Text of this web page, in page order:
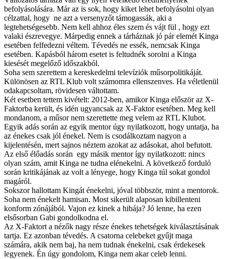
befolyásolására. Már az is sok, hogy kiket lehet befolyásolni olyan
célzattal, hogy ne azt a versenyzőt támogassák, aki a
legtehetségesebb. Nem kell ahhoz éles szem és vájt fül , hogy ezt
valaki észrevegye. Márpedig ennek a tárháznak jó pár elemét Kinga
esetében felfedezni véltem. Tévedés ne essék, nemcsak Kinga
esetében. Kapásból három esetet is feltudnék sorolni a Kinga
kiesését megelőző időszakból.
Soha sem szerettem a kereskedelmi televíziók műsorpolitikáját.
Különösen az RTL Klub volt számomra ellenszenves. Ha véletlenül
odakapcsoltam, rövidesen váltottam.
Két esetben tettem kivételt: 2012-ben, amikor Kinga először az X-
Faktorba került, és idén ugyancsak az X-Faktor esetében. Meg kell
mondanom, a műsor nem szerettette meg velem az RTL Klubot.
Egyik adás során az egyik mentor úgy nyilatkozott, hogy untatja, ha
az énekes csak jól énekel. Nem is csodálkoztam nagyon a
kijelentésén, mert sajnos néztem azokat az adásokat, ahol befutott.
Az első élőadás során egy másik mentor így nyilatkozott: nincs
olyan szám, amit Kinga ne tudna elénekelni. A következő forduló
során kritikájának az volt a lényege, hogy Kinga túl sokat gondol
magáról.
Sokszor hallottam Kingát énekelni, jóval többször, mint a mentorok.
Soha nem énekelt hamisan. Most sikerült alaposan kibillenteni
konform zónájából. Vajon ez kinek a hibája? Jó lenne, ha ezen
elsősorban Gabi gondolkodna el.
Az X-Faktort a nézők nagy része énekes tehetségek kiválasztásának
tartja. Ez azonban tévedés. A csatorna celebeket gyűjt maga
számára, akik nem baj, ha nem tudnak énekelni, csak érdekesek
legyenek. Én úgy gondolom, Kinga nem akar celeb lenni.